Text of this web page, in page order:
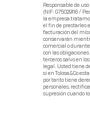
Responsable de
(NIF: G75029116 /
la empresa
el fin de prestarles
facturación del
conservarán
comercial o
con las
terceros salvo en
legal. Usted tiene
si en Tolosa&Co
por tanto tiene
personales,
supresión cuando